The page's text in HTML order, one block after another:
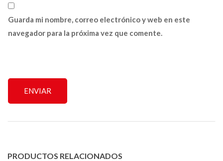
Guarda mi nombre, correo electrónico y web en este
navegador para la próxima vez que comente.
PRODUCTOS RELACIONADOS